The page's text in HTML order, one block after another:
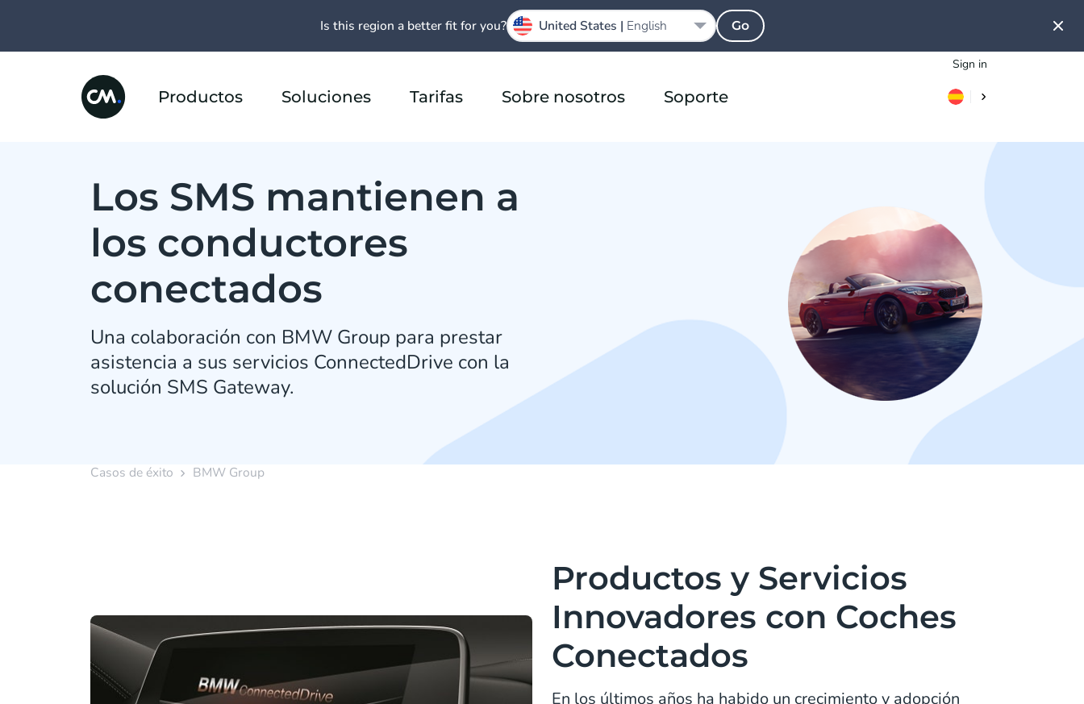
Sign in
Productos Soluciones Tarifas Sobre nosotros Soporte
Los SMS mantienen a
los conductores
conectados
Una colaboración con BMW Group para prestar
asistencia a sus servicios ConnectedDrive con la
solución SMS Gateway.
Casos de éxito BMW Group
Productos y Servicios
Innovadores con Coches
Conectados
En los últimos años ha habido un crecimiento y adopción
Is this region a better fit for you? United States | English Go